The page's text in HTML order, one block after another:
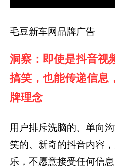
毛豆新车网品牌广告
洞察：即使是抖音视
搞笑，也能传递信息
牌理念
用户排斥洗脑的、单向
笑的、新奇的抖音内容
乐，不愿意接受任何信息